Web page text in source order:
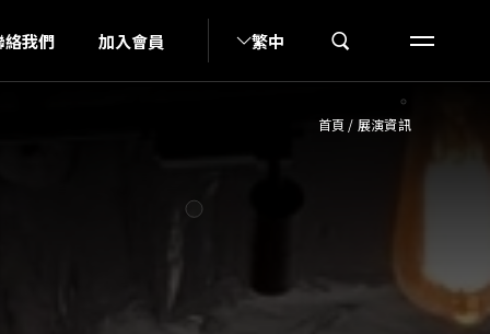
絡我們 加入會員 繁中
首頁 / 展演資訊